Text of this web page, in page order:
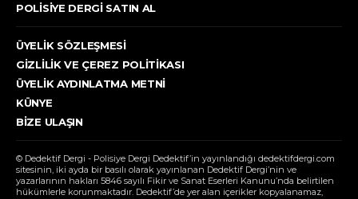
POLISIYE DERGI SATIN AL
ÜYELIK SÖZLEŞMESI
GIZLILIK VE ÇEREZ POLITIKASI
ÜYELIK AYDINLATMA METNI
KÜNYE
BIZE ULAŞIN
© Dedektif Dergi - Polisiye Dergi Dedektif’in yayınlandığı dedektifdergi.com
sitesinin, iki ayda bir basılı olarak yayınlanan Dedektif Dergi’nin ve
yazarlarının hakları 5846 sayılı Fikir ve Sanat Eserleri Kanunu’nda belirtilen
hükümlerle korunmaktadır. Dedektif’de yer alan içerikler kopyalanamaz,